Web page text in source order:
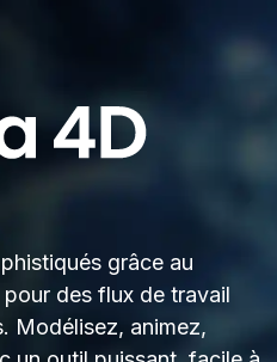
grâce au
des flux de travail
Modélisez, animez,